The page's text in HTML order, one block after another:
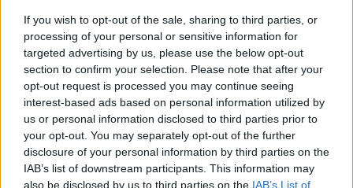
If you wish to opt-out of the sale, sharing to third parties, or
processing of your personal or sensitive information for
targeted advertising by us, please use the below opt-out
section to confirm your selection. Please note that after your
opt-out request is processed you may continue seeing
interest-based ads based on personal information utilized by
us or personal information disclosed to third parties prior to
your opt-out. You may separately opt-out of the further
disclosure of your personal information by third parties on the
IAB’s list of downstream participants. This information may
also be disclosed by us to third parties on the IAB’s List of
ezekben a beszélgetésekben építi a bizalmat és nyitott környezetet
teremthet, ahol mindkét fél úgy érzheti, hogy meghallgatják és értékelik.
Három kulcsfontosságú téma:
Mit jelent számodra a szex?Fontos, hogy felfedezzétek, mit
jelent a szex számotokra. Érzelmi kapcsolatot jelent? Kizárólag
fizikait? Beszéljétek meg az igényeiteket. Ne feledjétek, itt nincs
helyes vagy helytelen válasz. Feltehetsz olyan kérdéseket, mint
például:„Mit jelent számodra a szex?”vagy„Milyen szükségleteid
vannak?”